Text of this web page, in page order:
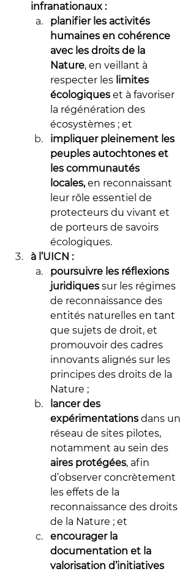
infranationaux :
planifier les activités
humaines en cohérence
avec les droits de la
Nature, en veillant à
respecter les limites
écologiques et à favoriser
la régénération des
écosystèmes ; et
impliquer pleinement les
peuples autochtones et
les communautés
locales, en reconnaissant
leur rôle essentiel de
protecteurs du vivant et
de porteurs de savoirs
écologiques.
à l’UICN :
poursuivre les réflexions
juridiques sur les régimes
de reconnaissance des
entités naturelles en tant
que sujets de droit, et
promouvoir des cadres
innovants alignés sur les
principes des droits de la
Nature ;
lancer des
expérimentations dans un
réseau de sites pilotes,
notamment au sein des
aires protégées, afin
d’observer concrètement
les effets de la
reconnaissance des droits
de la Nature ; et
encourager la
documentation et la
valorisation d’initiatives